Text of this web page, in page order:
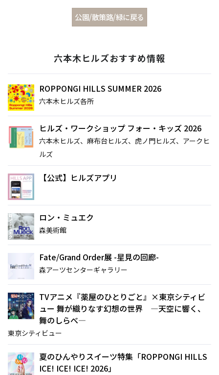
サイト内検索
公園/散策路/緑に戻る
六本木ヒルズおすすめ情報
ROPPONGI HILLS SUMMER 2026
六本木ヒルズ各所
ヒルズ・ワークショップ フォー・キッズ 2026
六本木ヒルズ、麻布台ヒルズ、虎ノ門ヒルズ、アークヒ
ルズ
【公式】ヒルズアプリ
ロン・ミュエク
森美術館
Fate/Grand Order展 -星見の回廊-
森アーツセンターギャラリー
TVアニメ『薬屋のひとりごと』×東京シティビ
ュー 舞が織りなす幻想の世界 ―天空に響く、
舞のしらべ―
東京シティビュー
夏のひんやりスイーツ特集「ROPPONGI HILLS
ICE! ICE! ICE! 2026」